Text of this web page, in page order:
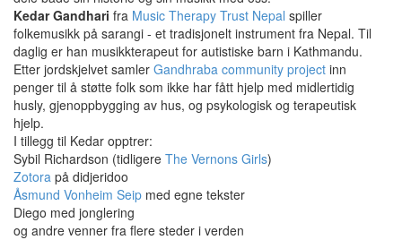
Kedar Gandhari fra Music Therapy Trust Nepal spiller
folkemusikk på sarangi - et tradisjonelt instrument fra Nepal. Til
daglig er han musikkterapeut for autistiske barn i Kathmandu.
Etter jordskjelvet samler Gandhraba community project inn
penger til å støtte folk som ikke har fått hjelp med midlertidig
husly, gjenoppbygging av hus, og psykologisk og terapeutisk
hjelp.
I tillegg til Kedar opptrer:
Sybil Richardson (tidligere The Vernons Girls)
Zotora på didjeridoo
Åsmund Vonheim Seip med egne tekster
Diego med jonglering
og andre venner fra flere steder i verden